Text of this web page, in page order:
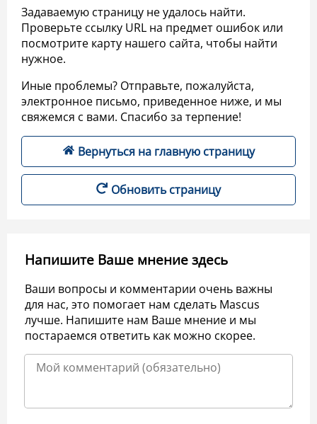
Задаваемую страницу не удалось найти.
Проверьте ссылку URL на предмет ошибок или
посмотрите карту нашего сайта, чтобы найти
нужное.
Иные проблемы? Отправьте, пожалуйста,
электронное письмо, приведенное ниже, и мы
свяжемся с вами. Спасибо за терпение!
Вернуться на главную страницу
Обновить страницу
Напишите Ваше мнение здесь
Ваши вопросы и комментарии очень важны
для нас, это помогает нам сделать Mascus
лучше. Напишите нам Ваше мнение и мы
постараемся ответить как можно скорее.